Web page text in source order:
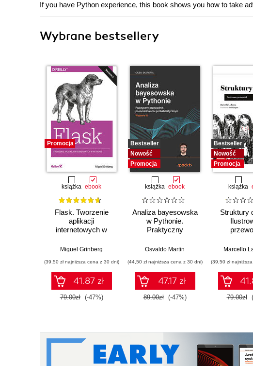
If you have Python experience, this book shows you how to take
Wybrane bestsellery
Promocja
książka ebook
Flask. Tworzenie
aplikacji
internetowych w
Miguel Grinberg
(39,50 zł najniższa cena z 30 dni)
41.87 zł
79.00zł (-47%)
Bestseller
Nowość
Promocja
książka ebook
Analiza bayesowska
w Pythonie.
Praktyczny
modelowaniu
Wydanie III
Osvaldo Martin
(44,50 zł najniższa cena z 30 dni)
47.17 zł
89.00zł (-47%)
Bestseller
Nowość
Promocja
książka
Struktury
Marcello
(39,50 zł
79.00zł